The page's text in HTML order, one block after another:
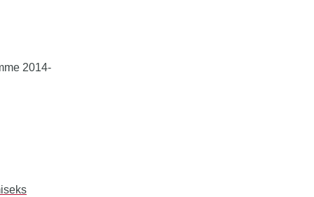
2014-